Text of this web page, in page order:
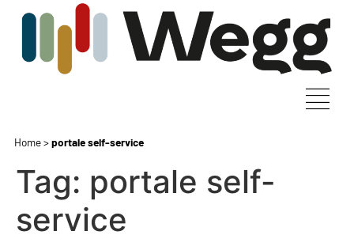
Home>portale self-service
Tag: portale self-
service